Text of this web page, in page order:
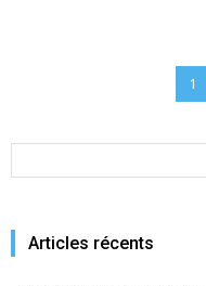
1
Articles récents